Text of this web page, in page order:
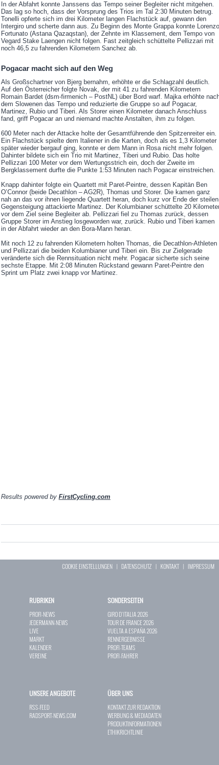
In der Abfahrt konnte Janssens das Tempo seiner Begleiter nicht mitgehen.
Das lag so hoch, dass der Vorsprung des Trios im Tal 2:30 Minuten betrug.
Tonelli opferte sich im drei Kilometer langen Flachstück auf, gewann den
Intergiro und scherte dann aus. Zu Beginn des Monte Grappa konnte Lorenzo
Fortunato (Astana Qazaqstan), der Zehnte im Klassement, dem Tempo von
Vegard Stake Laengen nicht folgen. Fast zeitgleich schüttelte Pellizzari mit
noch 46,5 zu fahrenden Kilometern Sanchez ab.
Pogacar macht sich auf den Weg
Als Großschartner von Bjerg bernahm, erhöhte er die Schlagzahl deutlich.
Auf den Österreicher folgte Novak, der mit 41 zu fahrenden Kilometern
Romain Bardet (dsm-firmenich – PostNL) über Bord warf. Majka erhöhte
dem Slowenen das Tempo und reduzierte die Gruppe so auf Pogacar,
Martinez, Rubio und Tiberi. Als Storer einen Kilometer danach Anschluss
fand, griff Pogacar an und niemand machte Anstalten, ihm zu folgen.
600 Meter nach der Attacke holte der Gesamtführende den Spitzenreiter ein.
Ein Flachstück spielte dem Italiener in die Karten, doch als es 1,3 Kilometer
später wieder bergauf ging, konnte er dem Mann in Rosa nicht mehr folgen.
Dahinter bildete sich ein Trio mit Martinez, Tiberi und Rubio. Das holte
Pellizzari 100 Meter vor dem Wertungsstrich ein, doch der Zweite im
Bergklassement durfte die Punkte 1:53 Minuten nach Pogacar einstreichen.
Knapp dahinter folgte ein Quartett mit Paret-Peintre, dessen Kapitän Ben
O’Connor (beide Decathlon – AG2R), Thomas und Storer. Die kamen ganz
nah an das vor ihnen liegende Quartett heran, doch kurz vor Ende der steilen
Gegensteigung attackierte Martinez. Der Kolumbianer schüttelte 20
vor dem Ziel seine Begleiter ab. Pellizzari fiel zu Thomas zurück, dessen
Gruppe Storer im Anstieg losgeworden war, zurück. Rubio und Tiberi kamen
in der Abfahrt wieder an den Bora-Mann heran.
Mit noch 12 zu fahrenden Kilometern holten Thomas, die Decathlon-Athleten
und Pellizzari die beiden Kolumbianer und Tiberi ein. Bis zur Zielgerade
veränderte sich die Rennsituation nicht mehr. Pogacar sicherte sich seine
sechste Etappe. Mit 2:08 Minuten Rückstand gewann Paret-Peintre den
Sprint um Platz zwei knapp vor Martinez.
Results powered by FirstCycling.com
COOKIE EINSTELLUNGEN | DATENSCHUTZ | KONTAKT| IMPRESSUM
RUBRIKEN
PROFI-NEWS
JEDERMANN-NEWS
LIVE
MARKT
KALENDER
VEREINE
SONDERSEITEN
GIRO D`ITALIA 2026
TOUR DE FRANCE 2026
VUELTA A ESPAÑA 2026
RENNERGEBNISSE
PROFI-TEAMS
PROFI-FAHRER
UNSERE ANGEBOTE
RSS-FEED
RADSPORT-NEWS.COM
ÜBER UNS
KONTAKT ZUR REDAKTION
WERBUNG & MEDIADATEN
PRODUKTINFORMATIONEN
ETHIKRICHTLINIE